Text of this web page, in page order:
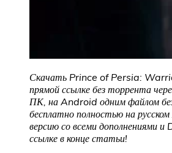
Скачать Prince of Persia:
прямой ссылке без торрента
ПК, на Android одним файлом
бесплатно полностью на
версию со всеми дополнениями
ссылке в конце статьи!